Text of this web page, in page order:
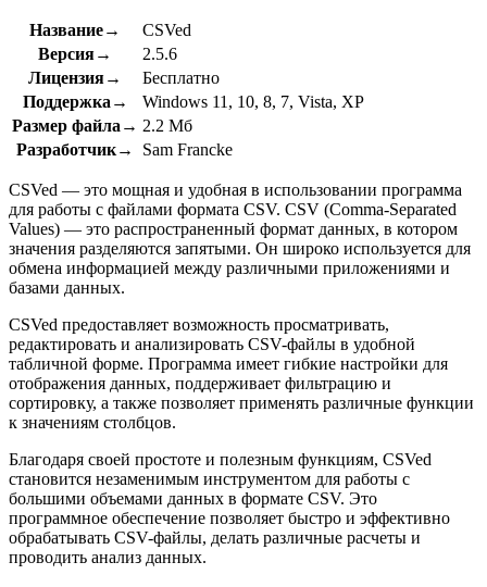
Название→
CSVed
Версия→
2.5.6
Лицензия→
Бесплатно
Поддержка→
Windows 11, 10, 8, 7, Vista, XP
Размер файла→ 2.2 Мб
Разработчик→
Sam Francke
CSVed — это мощная и удобная в использовании программа
для работы с файлами формата CSV. CSV (Comma-Separated
Values) — это распространенный формат данных, в котором
значения разделяются запятыми. Он широко используется для
обмена информацией между различными приложениями и
базами данных.
CSVed предоставляет возможность просматривать,
редактировать и анализировать CSV-файлы в удобной
табличной форме. Программа имеет гибкие настройки для
отображения данных, поддерживает фильтрацию и
сортировку, а также позволяет применять различные функции
к значениям столбцов.
Благодаря своей простоте и полезным функциям, CSVed
становится незаменимым инструментом для работы с
большими объемами данных в формате CSV. Это
программное обеспечение позволяет быстро и эффективно
обрабатывать CSV-файлы, делать различные расчеты и
проводить анализ данных.